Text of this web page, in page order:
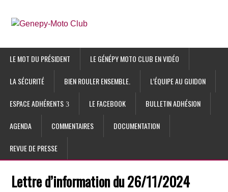
LE MOT DU PRÉSIDENT LE GÉNÉPY MOTO CLUB EN VIDÉO
LA SÉCURITÉ BIEN ROULER ENSEMBLE. L’ÉQUIPE AU GUIDON
ESPACE ADHÉRENTS LE FACEBOOK BULLETIN ADHÉSION
AGENDA COMMENTAIRES DOCUMENTATION
REVUE DE PRESSE
Lettre d’information du 26/11/2024